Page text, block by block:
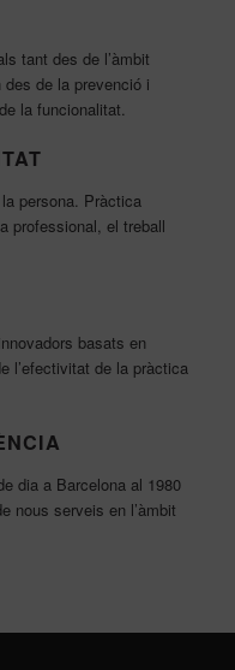
tant des de l’àmbit
de la prevenció i
la funcionalitat.
persona. Pràctica
professional, el treball
basats en
l’efectivitat de la pràctica
dia a Barcelona al 1980
nous serveis en l’àmbit